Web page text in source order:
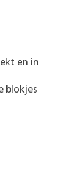
en in
blokjes